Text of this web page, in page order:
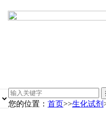
您的位置： 首页>>生化试剂